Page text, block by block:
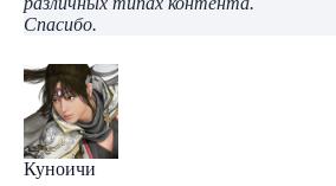
Спасибо.
Куноичи